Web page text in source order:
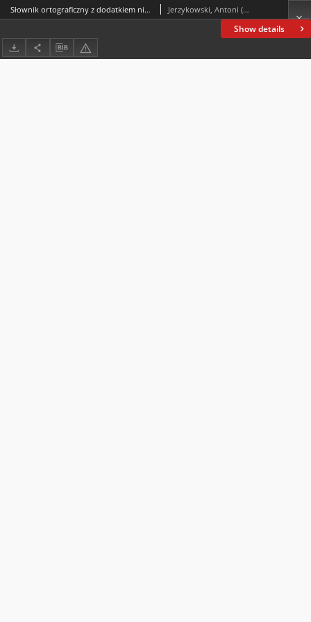
Show details
Słownik ortograficzny z dodatkiem niepolskich wyrazów i wyrażeń Jerzykowski, Antoni (1821-1889)